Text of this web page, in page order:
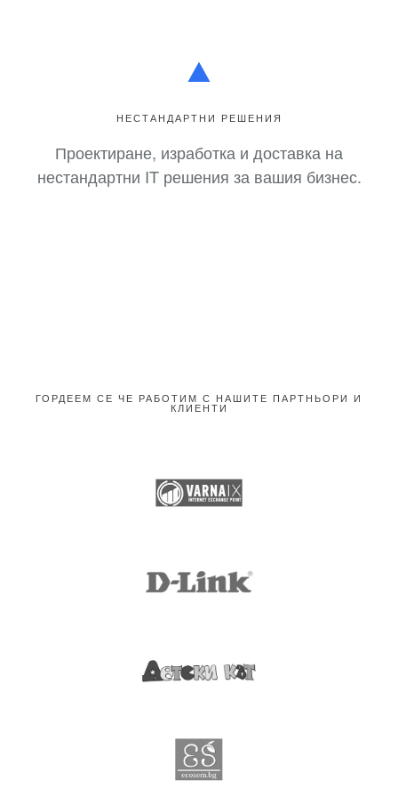
НЕСТАНДАРТНИ РЕШЕНИЯ
Проектиране, изработка и доставка на
нестандартни IT решения за вашия бизнес.
ГОРДЕЕМ СЕ ЧЕ РАБОТИМ С НАШИТЕ ПАРТНЬОРИ И
КЛИЕНТИ